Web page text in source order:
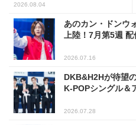
2026.08.04
あのカン・ドンウ
上陸！7月第5週
2026.07.16
DKB&H2Hが待望
K-POPシングル＆
2026.07.28